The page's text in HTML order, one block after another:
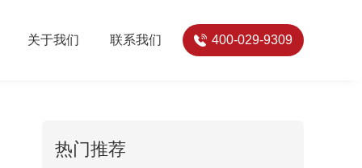
关于我们 联系我们 400-029-9309
热门推荐